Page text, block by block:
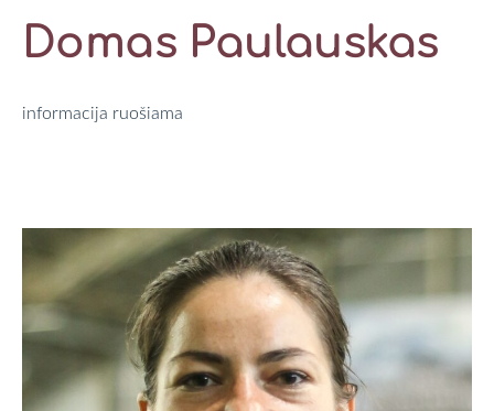
Domas Paulauskas
informacija ruošiama